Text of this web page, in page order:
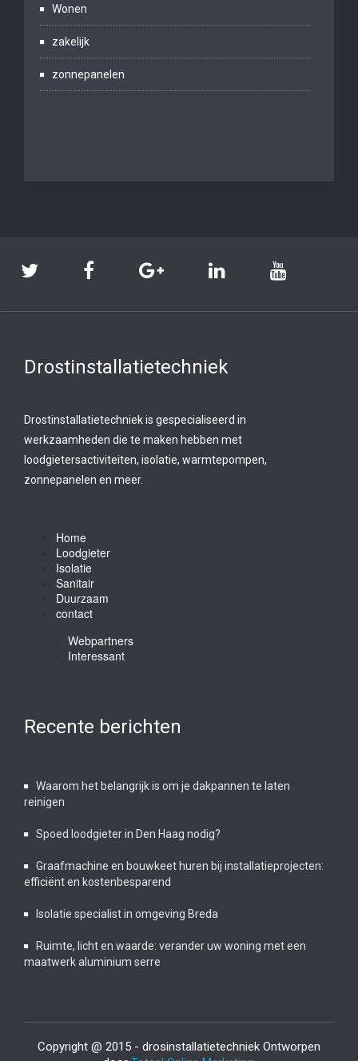
Wonen
zakelijk
zonnepanelen
Drostinstallatietechniek
Drostinstallatietechniek is gespecialiseerd in
werkzaamheden die te maken hebben met
loodgietersactiviteiten, isolatie, warmtepompen,
zonnepanelen en meer.
Home
Loodgieter
Isolatie
Sanitair
Duurzaam
contact
Webpartners
Interessant
Recente berichten
Waarom het belangrijk is om je dakpannen te laten
reinigen
Spoed loodgieter in Den Haag nodig?
Graafmachine en bouwkeet huren bij installatieprojecten:
efficiënt en kostenbesparend
Isolatie specialist in omgeving Breda
Ruimte, licht en waarde: verander uw woning met een
maatwerk aluminium serre
Copyright @ 2015 - drosinstallatietechniek Ontworpen